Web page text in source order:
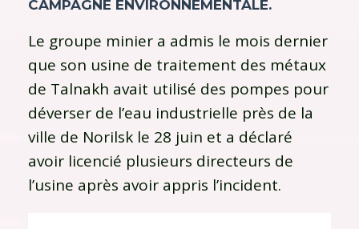
CAMPAGNE ENVIRONNEMENTALE.
Le groupe minier a admis le mois dernier
que son usine de traitement des métaux
de Talnakh avait utilisé des pompes pour
déverser de l’eau industrielle près de la
ville de Norilsk le 28 juin et a déclaré
avoir licencié plusieurs directeurs de
l’usine après avoir appris l’incident.